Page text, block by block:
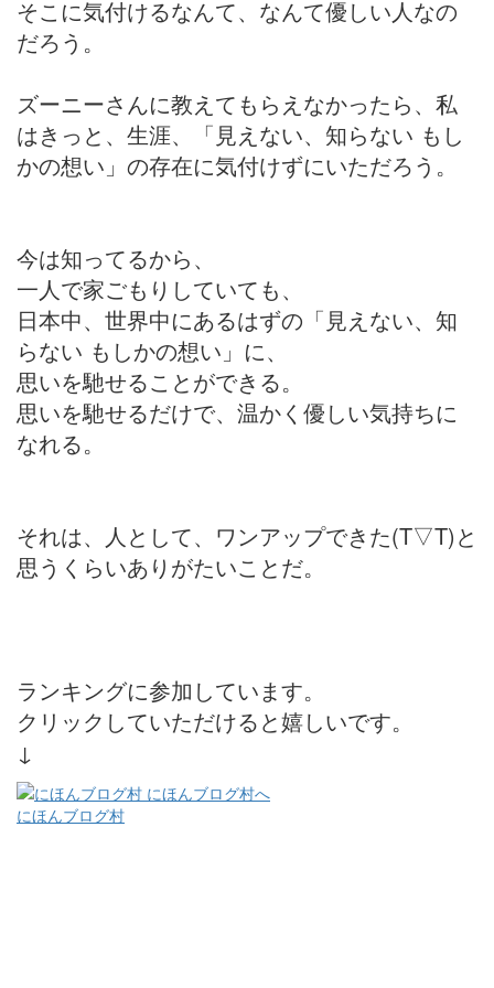
そこに気付けるなんて、なんて優しい人なの
だろう。
ズーニーさんに教えてもらえなかったら、私
はきっと、生涯、「見えない、知らない もし
かの想い」の存在に気付けずにいただろう。
今は知ってるから、
一人で家ごもりしていても、
日本中、世界中にあるはずの「見えない、知
らない もしかの想い」に、
思いを馳せることができる。
思いを馳せるだけで、温かく優しい気持ちに
なれる。
それは、人として、ワンアップできた(T▽T)と
思うくらいありがたいことだ。
ランキングに参加しています。
クリックしていただけると嬉しいです。
↓
にほんブログ村